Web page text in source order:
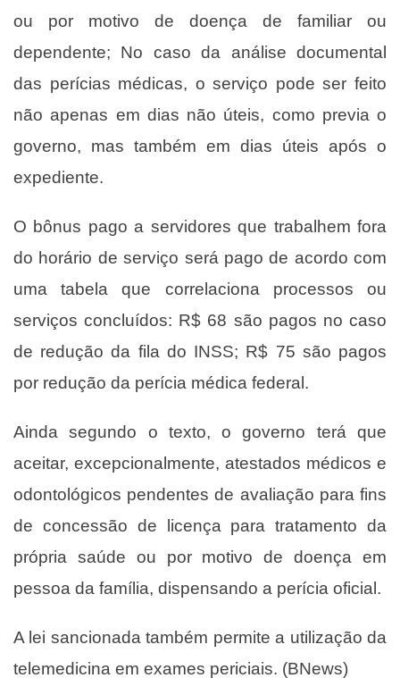
ou por motivo de doença de familiar ou
dependente; No caso da análise documental
das perícias médicas, o serviço pode ser feito
não apenas em dias não úteis, como previa o
governo, mas também em dias úteis após o
expediente.
O bônus pago a servidores que trabalhem fora
do horário de serviço será pago de acordo com
uma tabela que correlaciona processos ou
serviços concluídos: R$ 68 são pagos no caso
de redução da fila do INSS; R$ 75 são pagos
por redução da perícia médica federal.
Ainda segundo o texto, o governo terá que
aceitar, excepcionalmente, atestados médicos e
odontológicos pendentes de avaliação para fins
de concessão de licença para tratamento da
própria saúde ou por motivo de doença em
pessoa da família, dispensando a perícia oficial.
A lei sancionada também permite a utilização da
telemedicina em exames periciais. (BNews)